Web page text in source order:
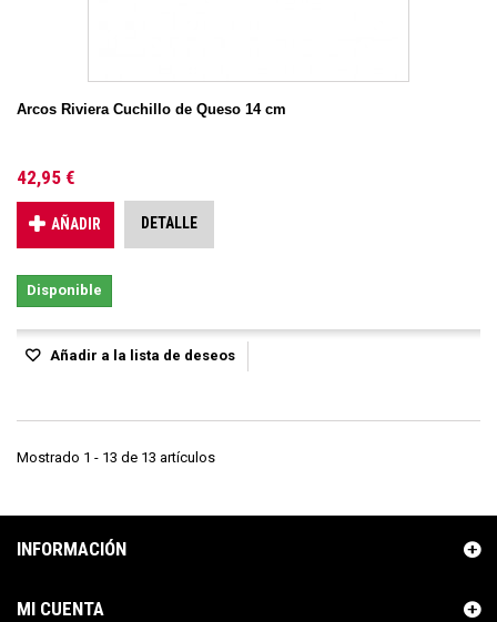
Arcos Riviera Cuchillo de Queso 14 cm
42,95 €
AÑADIR DETALLE
Disponible
Añadir a la lista de deseos
Mostrado 1 - 13 de 13 artículos
INFORMACIÓN
MI CUENTA